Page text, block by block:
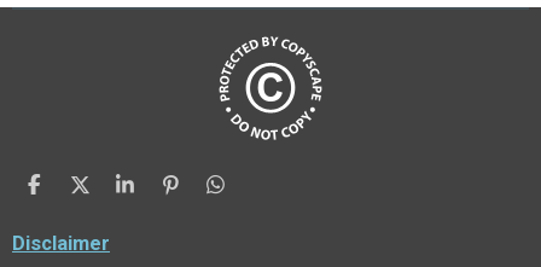
C
n
d
C
n
d
C
P
C
Disclaimer